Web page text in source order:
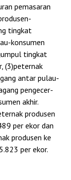
pemasaran
tingkat
konsumen
tingkat
(3)peternak
antar pulau-
pengecer-
akhir.
produsen
per ekor dan
produsen ke
per ekor.